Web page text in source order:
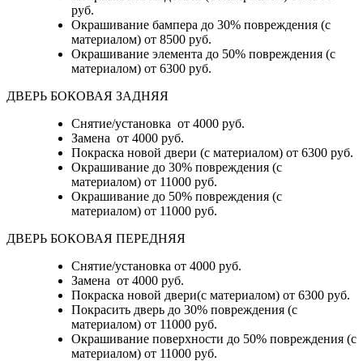
руб.
Окрашивание бампера до 30% повреждения (с
материалом) от 8500 руб.
Окрашивание элемента до 50% повреждения (с
материалом) от 6300 руб.
ДВЕРЬ БОКОВАЯ ЗАДНЯЯ
Снятие/установка от 4000 руб.
Замена от 4000 руб.
Покраска новой двери (с материалом) от 6300 руб.
Окрашивание до 30% повреждения (с
материалом) от 11000 руб.
Окрашивание до 50% повреждения (с
материалом) от 11000 руб.
ДВЕРЬ БОКОВАЯ ПЕРЕДНЯЯ
Снятие/установка от 4000 руб.
Замена от 4000 руб.
Покраска новой двери(с материалом) от 6300 руб.
Покрасить дверь до 30% повреждения (с
материалом) от 11000 руб.
Окрашивание поверхности до 50% повреждения (с
материалом) от 11000 руб.